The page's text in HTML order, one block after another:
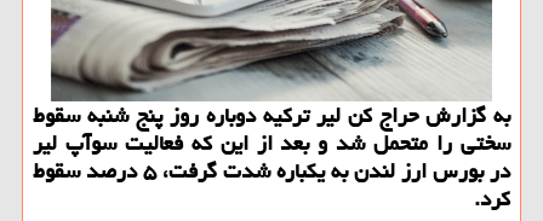
به گزارش حراج كن لیر تركیه دوباره روز پنج شنبه سقوط
سختی را متحمل شد و بعد از این كه فعالیت سوآپ لیر
در بورس ارز لندن به یكباره شدت گرفت، ۵ درصد سقوط
كرد.